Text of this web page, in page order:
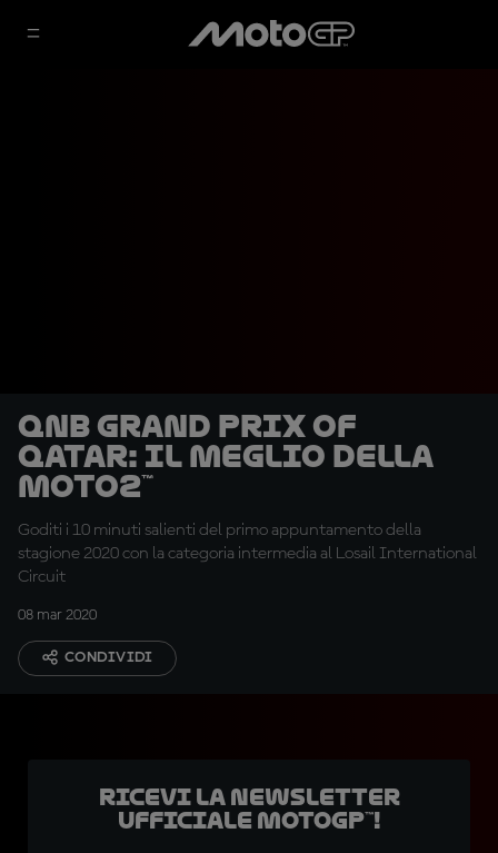
QNB Grand Prix of
Qatar: Il meglio della
Moto2™
Goditi i 10 minuti salienti del primo appuntamento della
stagione 2020 con la categoria intermedia al Losail International
Circuit
08 mar 2020
CONDIVIDI
Ricevi la newsletter
ufficiale MotoGP™!